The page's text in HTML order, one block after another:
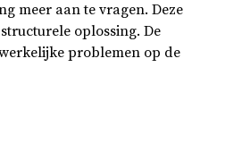
meer aan te vragen. Deze
oplossing. De
problemen op de